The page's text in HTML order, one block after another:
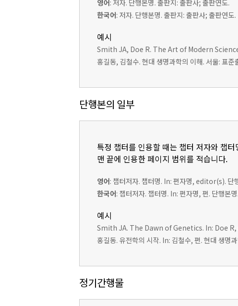
영어: 저자. 단행본명. 출판지: 출판사; 출판연도.
한국어: 저자. 단행본명. 출판지: 출판사; 출판연도.
예시
Smith JA, Doe R. The Art of Modern
홍길동, 김철수. 현대 생명과학의 이해. 서울: 표
단행본의 일부
특정 챕터를 인용할 때는 챕터 저자와 챕
맨 끝에 인용한 페이지 범위를 적습니다.
영어: 챕터저자. 챕터명. In: 편자명, editor(s). 단
한국어: 챕터저자. 챕터명. In: 편자명, 편. 단행본
예시
Smith JA. The Dawn of Genetics. In: Doe
홍길동. 유전학의 시작. In: 김철수, 편. 현대 생명
정기간행물